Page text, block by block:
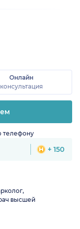
Онлайн
консультация
телефону
+ 150
высшей